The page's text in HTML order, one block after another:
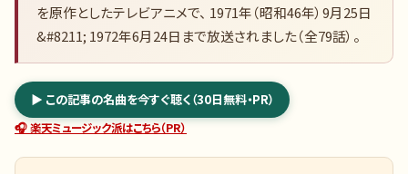
を原作としたテレビアニメで、 1971年（昭和46年）9月25日
&#8211; 1972年6月24日まで放送されました（全79話）。
▶ この記事の名曲を今すぐ聴く（30日無料・PR）
🎧 楽天ミュージック派はこちら（PR）